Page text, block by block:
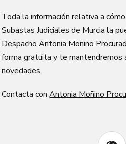
Toda la información relativa a
Subastas Judiciales de Murcia la
Despacho Antonia Moñino
forma gratuita y te
novedades.
Contacta conAntonia Moñino